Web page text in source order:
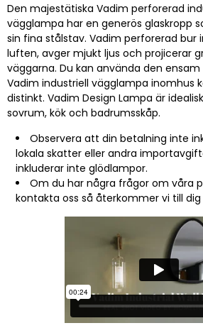
Den majestätiska Vadim perforerad
vägglampa har en generös glaskropp
sin fina stålstav. Vadim perforerad bur
luften, avger mjukt ljus och projicerar
väggarna. Du kan använda den
Vadim industriell vägglampa inomhus
distinkt. Vadim Design Lampa är
sovrum, kök och badrumsskåp.
Observera att din betalning inte
lokala skatter eller andra
inkluderar inte glödlampor.
Om du har några frågor om våra
kontakta oss så återkommer vi till